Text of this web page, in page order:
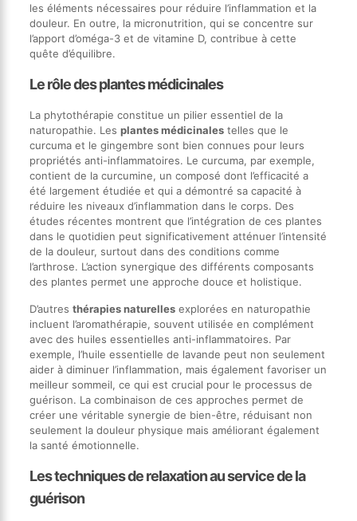
les éléments nécessaires pour réduire l’inflammation et la
douleur. En outre, la micronutrition, qui se concentre sur
l’apport d’oméga-3 et de vitamine D, contribue à cette
quête d’équilibre.
Le rôle des plantes médicinales
La phytothérapie constitue un pilier essentiel de la
naturopathie. Les plantes médicinalestelles que le
curcuma et le gingembre sont bien connues pour leurs
propriétés anti-inflammatoires. Le curcuma, par exemple,
contient de la curcumine, un composé dont l’efficacité a
été largement étudiée et qui a démontré sa capacité à
réduire les niveaux d’inflammation dans le corps. Des
études récentes montrent que l’intégration de ces plantes
dans le quotidien peut significativement atténuer l’intensité
de la douleur, surtout dans des conditions comme
l’arthrose. L’action synergique des différents composants
des plantes permet une approche douce et holistique.
D’autres thérapies naturellesexplorées en naturopathie
incluent l’aromathérapie, souvent utilisée en complément
avec des huiles essentielles anti-inflammatoires. Par
exemple, l’huile essentielle de lavande peut non seulement
aider à diminuer l’inflammation, mais également favoriser un
meilleur sommeil, ce qui est crucial pour le processus de
guérison. La combinaison de ces approches permet de
créer une véritable synergie de bien-être, réduisant non
seulement la douleur physique mais améliorant également
la santé émotionnelle.
Les techniques de relaxation au service de la
guérison